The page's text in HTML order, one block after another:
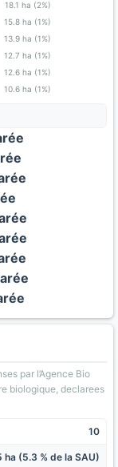
18.1 ha (2%)
15.8 ha (1%)
13.9 ha (1%)
12.7 ha (1%)
12.6 ha (1%)
10.6 ha (1%)
par l’Agence Bio
biologique, declarees
10
ha (5.3 % de la SAU)